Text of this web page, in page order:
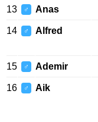
13 ♂ Anas
14 ♂ Alfred
15 ♂ Ademir
16 ♂ Aik